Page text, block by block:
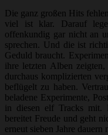
Die ganz großen Hits
viel ist klar. Darauf
offenkundig gar nicht an
sprechen. Und die ist
Geduld braucht.
ihre letzten Alben
durchaus komplizierten
beflügelt zu haben.
beladene Experimente,
in diesen elf Tracks mit.
bereitet Freude und geht
erneut sieben Jahre dauern